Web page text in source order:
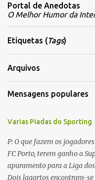
e
n
t
á
r
i
o
Portal de Anedotas
O Melhor Humor da
Etiquetas (Tags)
Arquivos
Mensagens populares
Varias Piadas do Sporting
P: O que fazem os
FC Porto, terem ganho a
apuramento para a Liga
Dois lagartos encontram-